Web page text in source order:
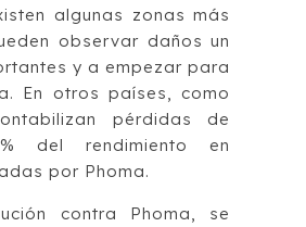
algunas zonas más
observar daños un
y a empezar para
En otros países, como
pérdidas de
del rendimiento en
por Phoma.
contra Phoma, se